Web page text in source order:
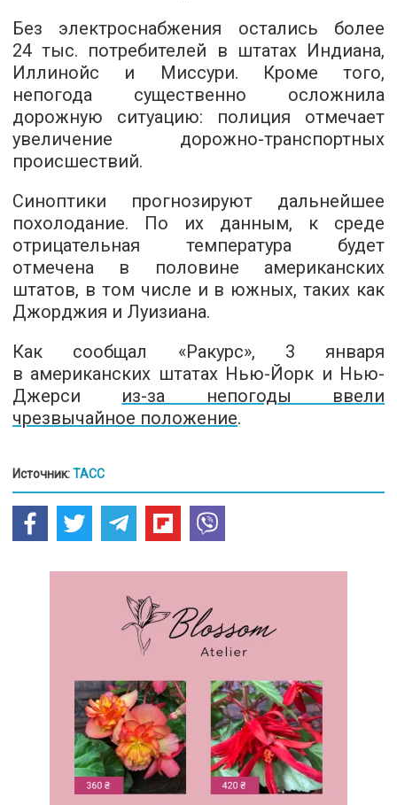
Без электроснабжения остались более
24 тыс. потребителей в штатах Индиана,
Иллинойс и Миссури. Кроме того,
непогода существенно осложнила
дорожную ситуацию: полиция отмечает
увеличение дорожно-транспортных
происшествий.
Синоптики прогнозируют дальнейшее
похолодание. По их данным, к среде
отрицательная температура будет
отмечена в половине американских
штатов, в том числе и в южных, таких как
Джорджия и Луизиана.
Как сообщал «Ракурс», 3 января
в американских штатах Нью-Йорк и Нью-
Джерси из-за непогоды ввели
чрезвычайное положение.
Источник:ТАСС